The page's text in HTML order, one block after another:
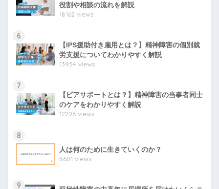
役割や相談の流れを解説
18162 views
6
【IPS援助付き雇用とは？】精神障害の個別就
労支援についてわかりやすく解説
13954 views
7
【ピアサポートとは？】精神障害の当事者同士
のケアをわかりやすく解説
12296 views
8
人は何のために生きていくのか？
8601 views
9